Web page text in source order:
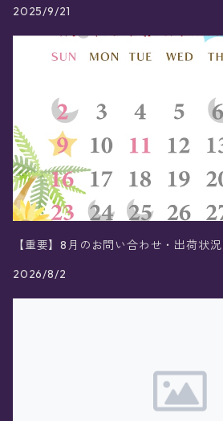
2025/9/21
【重要】8月のお問い合わせ・出荷状
2026/8/2